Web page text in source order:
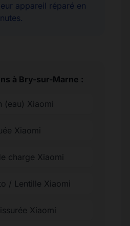
appareil réparé en
à Bry-sur-Marne :
(eau) Xiaomi
Xiaomi
charge Xiaomi
/ Lentille Xiaomi
Xiaomi